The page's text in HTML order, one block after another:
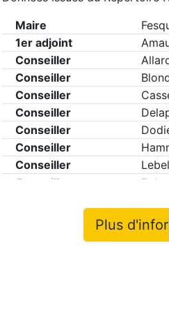
Maire
1er adjoint
Conseiller
Conseiller
Conseiller
Conseiller
Conseiller
Conseiller
Conseiller
Conseiller
Plus